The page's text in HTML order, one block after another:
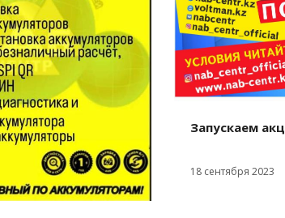
Запускаем
18 сентября 2023